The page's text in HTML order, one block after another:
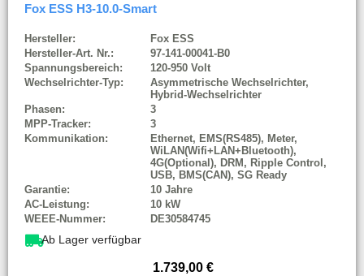
Fox ESS H3-10.0-Smart
Hersteller:
Fox ESS
Hersteller-Art. Nr.:
97-141-00041-B0
Spannungsbereich:
120-950 Volt
Wechselrichter-Typ:
Asymmetrische Wechselrichter,
Hybrid-Wechselrichter
Phasen:
3
MPP-Tracker:
3
Kommunikation:
Ethernet, EMS(RS485), Meter,
WiLAN(Wifi+LAN+Bluetooth),
4G(Optional), DRM, Ripple Control,
USB, BMS(CAN), SG Ready
Garantie:
10 Jahre
AC-Leistung:
10 kW
WEEE-Nummer:
DE30584745
Ab Lager verfügbar
1.739,00 €